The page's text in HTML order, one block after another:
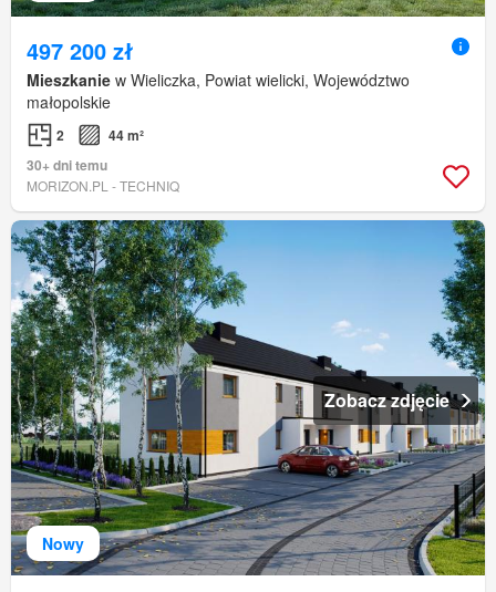
497 200 zł
Mieszkanie w Wieliczka, Powiat wielicki, Województwo
małopolskie
2
44 m²
30+ dni temu
MORIZON.PL - TECHNIQ
Nowy
Zobacz zdjęcie